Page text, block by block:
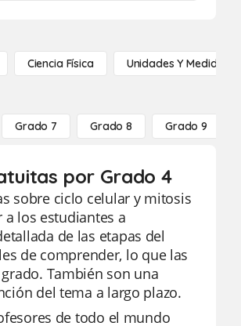
Ciencia Física Unidades Y Medidas
Grado 7 Grado 8 Grado 9
por Grado 4
sobre ciclo celular y mitosis
a los estudiantes a
de las etapas del
de comprender, lo que las
También son una
del tema a largo plazo.
de todo el mundo